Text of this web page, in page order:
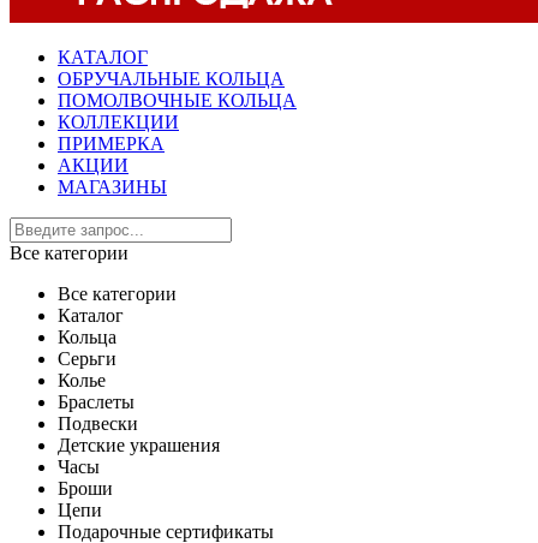
КАТАЛОГ
ОБРУЧАЛЬНЫЕ КОЛЬЦА
ПОМОЛВОЧНЫЕ КОЛЬЦА
КОЛЛЕКЦИИ
ПРИМЕРКА
АКЦИИ
МАГАЗИНЫ
Все категории
Все категории
Каталог
Кольца
Серьги
Колье
Браслеты
Подвески
Детские украшения
Часы
Броши
Цепи
Подарочные сертификаты